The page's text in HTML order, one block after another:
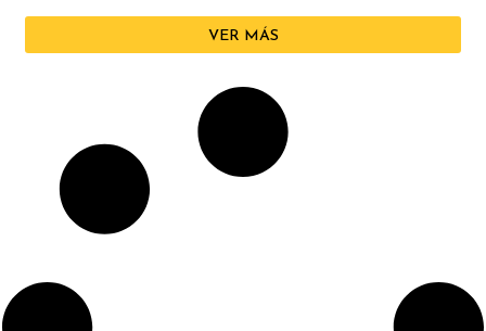
VER MÁS